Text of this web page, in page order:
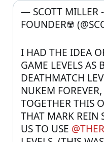
I HAD THE IDEA
GAME LEVELS AS
DEATHMATCH
NUKEM
TOGETHER THIS
THAT MARK REIN
US TO USE
— SCOTT MILLER
FOUNDER☢️